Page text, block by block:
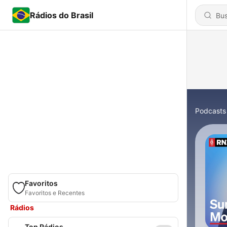
Rádios do Brasil
Favoritos
Favoritos e Recentes
Rádios
Podcasts